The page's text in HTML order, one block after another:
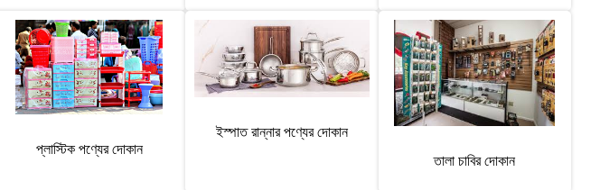
প্লাস্টিক পণ্যের দোকান
ইস্পাত রান্নার পণ্যের দোকান
তালা চাবির দোকান